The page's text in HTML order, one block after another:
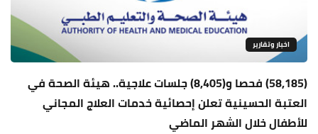
اخبار وتقارير
(58,185) فحصا و(8,405) جلسات علاجية.. هيئة الصحة في
العتبة الحسينية تعلن إحصائية خدمات العلاج المجاني
للأطفال خلال الشهر الماضي